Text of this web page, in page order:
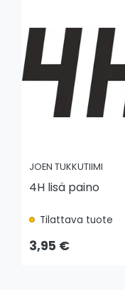
JOEN TUKKUTIIMI
4H lisä paino
Tilattava tuote
3,95 €